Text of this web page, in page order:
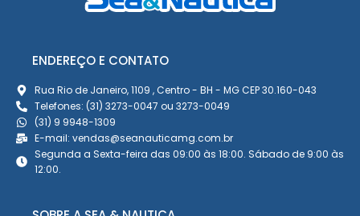
ENDEREÇO E CONTATO
Rua Rio de Janeiro, 1109 , Centro - BH - MG CEP 30.160-043
Telefones: (31) 3273-0047 ou 3273-0049
(31) 9 9948-1309
E-mail: vendas@seanauticamg.com.br
Segunda a Sexta-feira das 09:00 às 18:00. Sábado de 9:00 às
12:00.